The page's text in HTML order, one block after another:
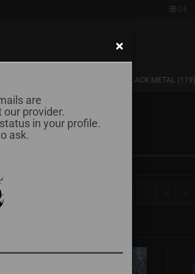
are
provider.
in your profile.
ask.
DE
SAARLAND BLACK METAL (119)
Seite ... 4 5